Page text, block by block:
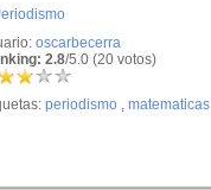
oscarbecerra
2.8/5.0 (20 votos)
periodismo , matematicas